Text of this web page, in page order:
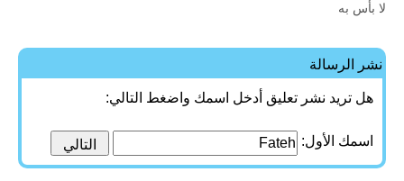
لا بأس به
نشر الرسالة
هل تريد نشر تعليق أدخل اسمك واضغط التالي:
اسمك الأول: